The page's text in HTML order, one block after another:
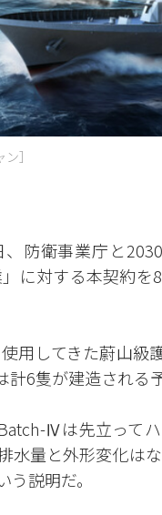
］
防衛事業庁と
に対する本契約を
用してきた蔚山
6隻が建造される予
Ⅳは先立って
水量と外形変化は
う説明だ。